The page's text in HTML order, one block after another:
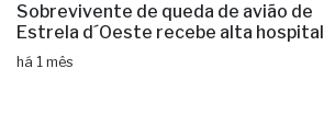
Sobrevivente de queda de avião de
Estrela d´Oeste recebe alta hospital
há 1 mês